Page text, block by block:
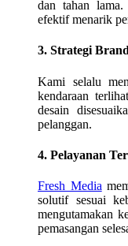
dan tahan
efektif menarik
3. Strategi
Kami selalu
kendaraan
desain
pelanggan.
4. Pelayanan
Fresh Media
solutif sesuai
mengutamakan
pemasangan